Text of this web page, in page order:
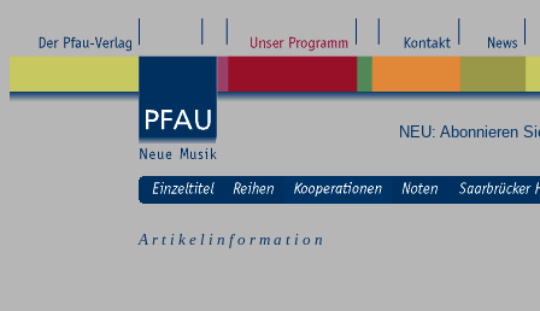
NEU: Abonnieren
A r t i k e l i n f o r m a t i o n